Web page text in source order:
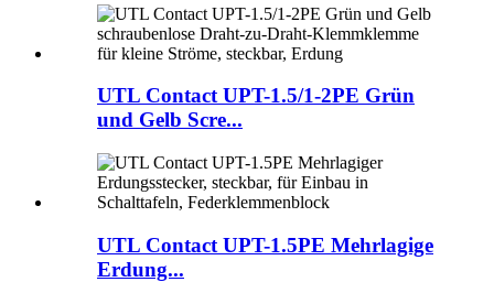
UTL Contact UPT-1.5/1-2PE Grün
und Gelb Scre...
UTL Contact UPT-1.5PE Mehrlagige
Erdung...